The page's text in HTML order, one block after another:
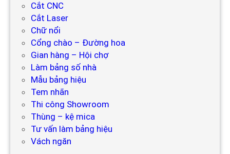
Cắt CNC
Cắt Laser
Chữ nổi
Cổng chào – Đường hoa
Gian hàng – Hội chợ
Làm bảng số nhà
Mẫu bảng hiệu
Tem nhãn
Thi công Showroom
Thùng – kệ mica
Tư vấn làm bảng hiệu
Vách ngăn